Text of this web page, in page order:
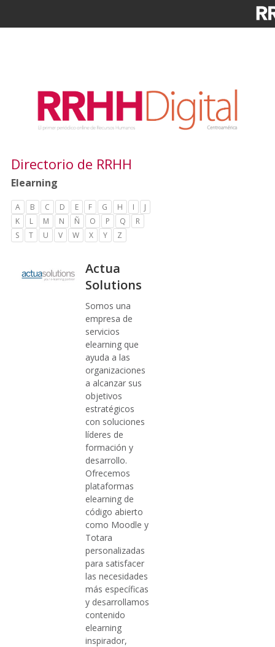
Directorio de RRHH
Elearning
A B C D E F G H I
J
K
L M N Ñ O P Q
R
S
T U V W X Y Z
Actua
Solutions
Somos una
empresa de
servicios
elearning que
ayuda a las
organizaciones
a alcanzar sus
objetivos
estratégicos
con soluciones
líderes de
formación y
desarrollo.
Ofrecemos
plataformas
elearning de
código abierto
como Moodle y
Totara
personalizadas
para satisfacer
las necesidades
más específicas
y desarrollamos
contenido
elearning
inspirador,